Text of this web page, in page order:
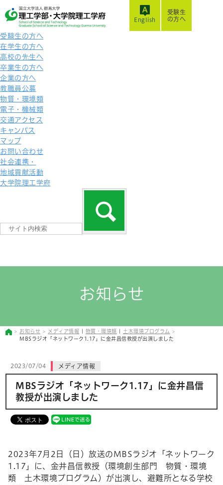
受験生
の方へ
受験生の方へ
在学生の方へ
高校の先生へ
卒業生の方へ
企業の方へ
教職員公募
物質・環境類
電子・機械類
交通アクセス
キャンパス
マップ
お問い合わせ
社会連携・
地域貢献活動
大学院理工学府
English
お知らせ
お知らせ メディア情報 物質・環境類
土木環境プログラム
MBSラジオ「ネットワーク1.17」に金井昌信教授が出演しました
2023/07/04 メディア情報
MBSラジオ「ネットワーク1.17」に金井昌信
教授が出演しました
2023年7月2日（日）放送のMBSラジオ「ネットワーク
1.17」に、金井昌信教授 （環境創生部門 物質・環境
類 土木環境プログラム）が出演し、避難所となる学校